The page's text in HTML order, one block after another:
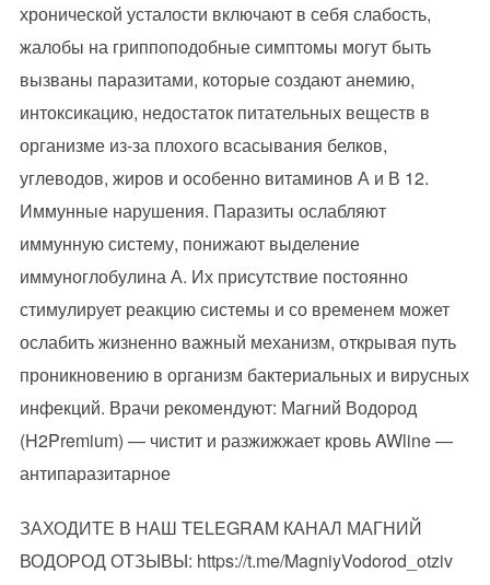
хронической усталости включают в себя слабость,
жалобы на гриппоподобные симптомы могут быть
вызваны паразитами, которые создают анемию,
интоксикацию, недостаток питательных веществ в
организме из-за плохого всасывания белков,
углеводов, жиров и особенно витаминов А и В 12.
Иммунные нарушения. Паразиты ослабляют
иммунную систему, понижают выделение
иммуноглобулина А. Их присутствие постоянно
стимулирует реакцию системы и со временем может
ослабить жизненно важный механизм, открывая путь
проникновению в организм бактериальных и вирусных
инфекций. Врачи рекомендуют: Магний Водород
(H2Premium) — чистит и разжижжает кровь AWline —
антипаразитарное
ЗАХОДИТЕ В НАШ TELEGRAM КАНАЛ МАГНИЙ
ВОДОРОД ОТЗЫВЫ: https://t.me/MagniyVodorod_otziv